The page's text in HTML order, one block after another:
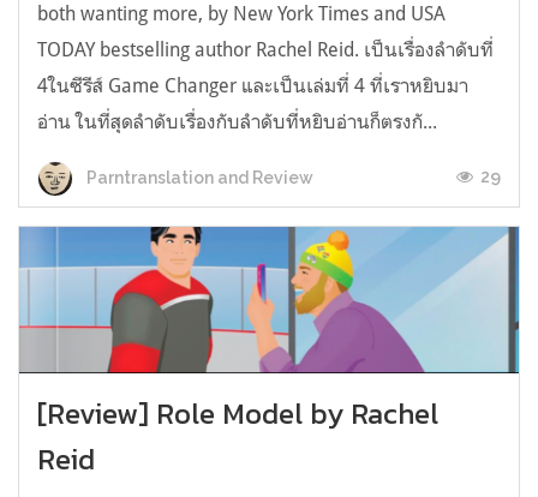
both wanting more, by New York Times and USA
TODAY bestselling author Rachel Reid. เป็นเรื่องลำดับที่
4ในซีรีส์ Game Changer และเป็นเล่มที่ 4 ที่เราหยิบมา
อ่าน ในที่สุดลำดับเรื่องกับลำดับที่หยิบอ่านก็ตรงกั...
Parntranslation and Review 29
[Review] Role Model by Rachel
Reid